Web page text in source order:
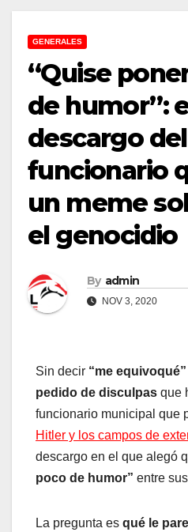
GENERALES
“Quise
de humor”:
descargo del
funcionario
un meme
el genocidio
By admin
NOV 3, 2020
Sin decir “me equivoqué”
pedido de disculpas que
funcionario municipal que
Hitler y los campos de
descargo en el que alegó
poco de humor” entre
La pregunta es qué le